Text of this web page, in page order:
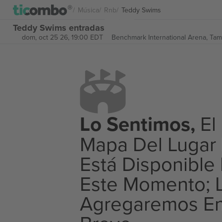
Música Rnb Teddy Swims
Teddy Swims entradas
dom, oct 25 26, 19:00 EDT Benchmark International Arena,
Lo Sentimos, El
Mapa Del Lugar
Está Disponible
Este Momento;
Agregaremos